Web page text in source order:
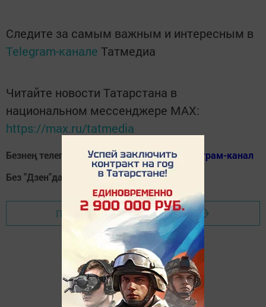
Следите за самым важным и интересным в
Telegram-канале Татмедиа
Читайте новости Татарстана в
национальном мессенджере MАХ:
https://max.ru/tatmedia
Безнең телеграм каналга кушылыгыз!
Телеграм-канал
Без "Дзен"да!
Перейти на страницу новости